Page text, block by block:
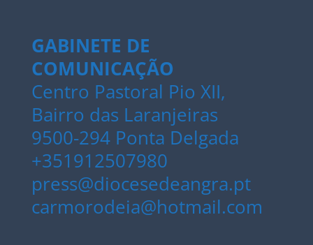
GABINETE DE
COMUNICAÇÃO
Centro Pastoral Pio XII,
Bairro das Laranjeiras
9500-294 Ponta Delgada
+351912507980
press@diocesedeangra.pt
carmorodeia@hotmail.com